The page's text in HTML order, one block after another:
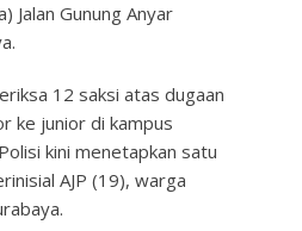
Jalan Gunung Anyar
12 saksi atas dugaan
ke junior di kampus
kini menetapkan satu
AJP (19), warga